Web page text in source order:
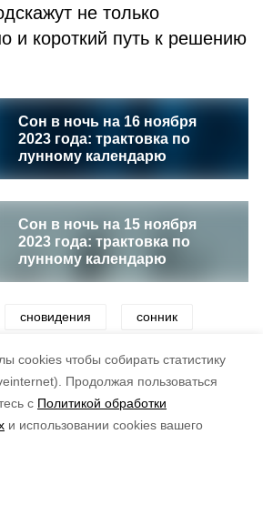
cookies чтобы собирать статистику
Продолжая пользоваться
с Политикой обработки
и использовании cookies вашего
на наш Telegram
в районе. Самая актуальная
не только
и короткий путь к решению
Сон в ночь на 16 ноября
2023 года: трактовка по
лунному календарю
Сон в ночь на 15 ноября
2023 года: трактовка по
лунному календарю
сновидения сонник